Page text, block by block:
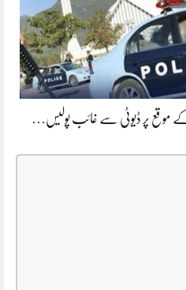
کے موقع پر ڈیوٹی سے غائب پولیس…